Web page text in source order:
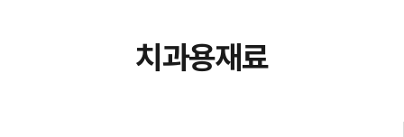
치과용재료